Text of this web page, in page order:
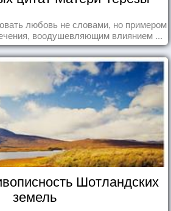
любовь не словами, но примером
воодушевляющим влиянием ...
Шотландских
земель